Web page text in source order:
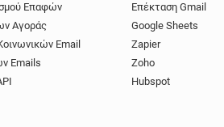
Επαφών
Αγοράς
Email
Emails
Επέκταση Gmail
Google Sheets
Zapier
Zoho
Hubspot